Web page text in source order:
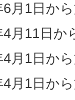
月1日か
月11日か
月1日か
月1日か